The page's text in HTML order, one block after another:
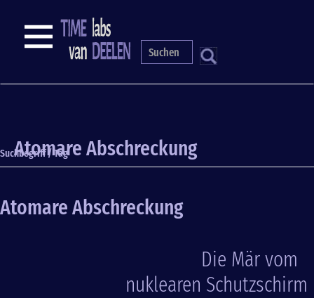
S
NAVIGATION
Atomare Abschreckung
Suchbegriff / Tag
Atomare Abschreckung
Die Mär vom
nuklearen Schutzschirm